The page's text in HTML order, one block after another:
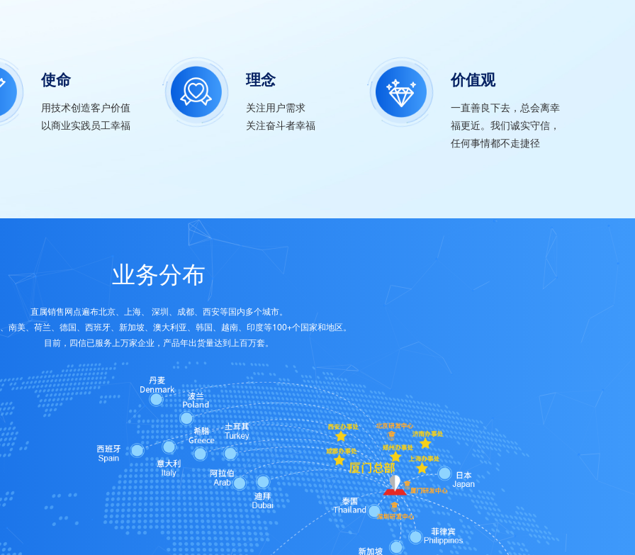
使命
用技术创造客户价值
以商业实践员工幸福
理念
关注用户需求
关注奋斗者幸福
价值观
一直善良下去，总会离幸
福更近。我们诚实守信，
任何事情都不走捷径
业务分布
直属销售网点遍布北京、上海、 深圳、成都、西安等国内多个城市。
南美、荷兰、德国、西班牙、新加坡、澳大利亚、韩国、越南、印度等100+个国家和地区。
目前，四信已服务上万家企业，产品年出货量达到上百万套。